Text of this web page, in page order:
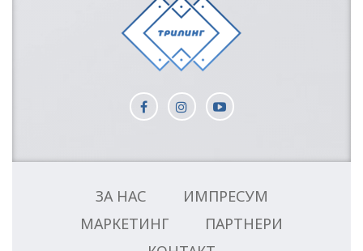
ЗА НАС
ИМПРЕСУМ
МАРКЕТИНГ
ПАРТНЕРИ